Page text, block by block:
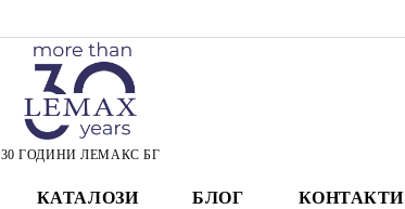
30 ГОДИНИ ЛЕМАКС БГ
КАТАЛОЗИ БЛОГ КОНТАКТИ